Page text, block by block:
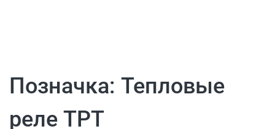
Позначка: Тепловые
реле ТРТ